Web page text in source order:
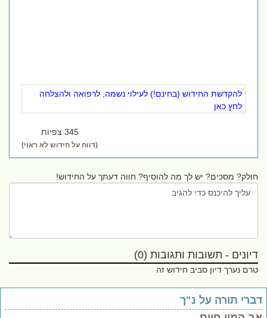
להקדשת החידוש (בחינם!) לעילוי נשמה, לרפואה ולהצלחה
לחץ כאן
345 צפיות
(דווח על חידוש לא ראוי)
חולק? מסכים? יש לך מה להוסיף? חווה דעתך על החידוש!
דיונים - תשובות ותגובות (0)
טרם נערך דיון סביב חידוש זה
דברי תורה על נ"ך